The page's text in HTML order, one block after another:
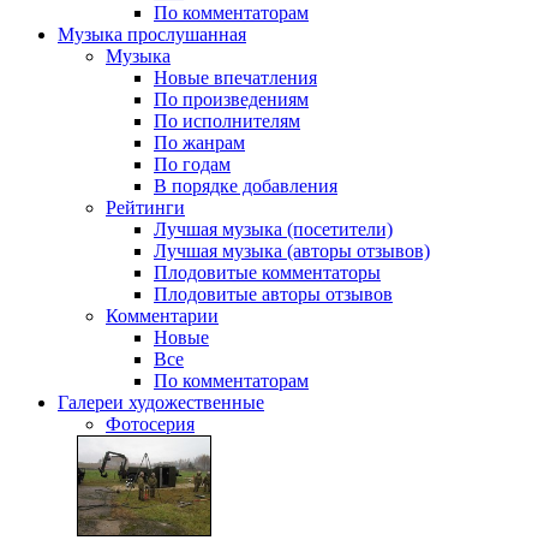
По комментаторам
Музыка прослушанная
Музыка
Новые впечатления
По произведениям
По исполнителям
По жанрам
По годам
В порядке добавления
Рейтинги
Лучшая музыка (посетители)
Лучшая музыка (авторы отзывов)
Плодовитые комментаторы
Плодовитые авторы отзывов
Комментарии
Новые
Все
По комментаторам
Галереи художественные
Фотосерия